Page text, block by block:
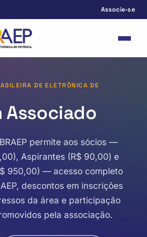
Associe-se
DE ELETRÔNICA DE
Associado
permite aos sócios —
Aspirantes (R$ 90,00) e
950,00) — acesso completo
descontos em inscrições
da área e participação
pela associação.